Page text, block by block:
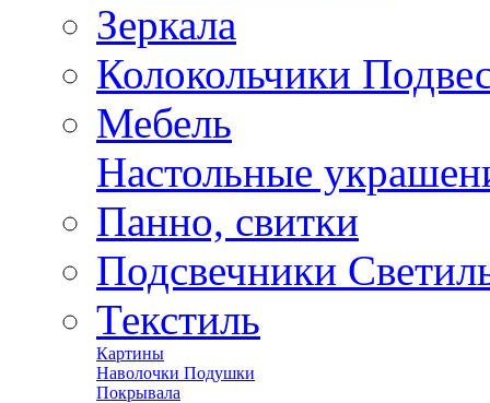
Зеркала
Колокольчики
Мебель
Настольные
Панно, свитки
Подсвечники
Текстиль
Картины
Наволочки Подушки
Покрывала